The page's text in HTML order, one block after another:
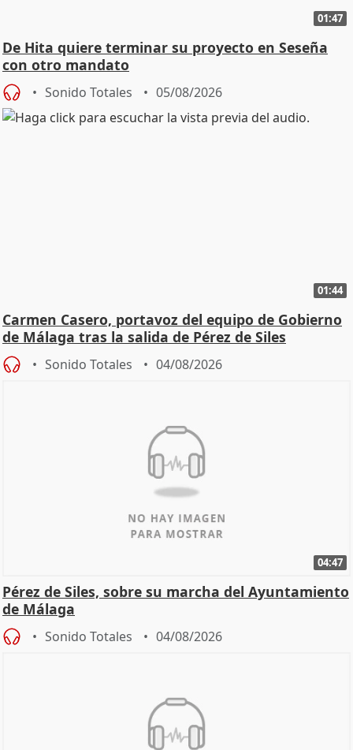
01:47
De Hita quiere terminar su proyecto en Seseña
con otro mandato
Sonido Totales 05/08/2026
01:44
Carmen Casero, portavoz del equipo de Gobierno
de Málaga tras la salida de Pérez de Siles
Sonido Totales 04/08/2026
04:47
Pérez de Siles, sobre su marcha del Ayuntamiento
de Málaga
Sonido Totales 04/08/2026